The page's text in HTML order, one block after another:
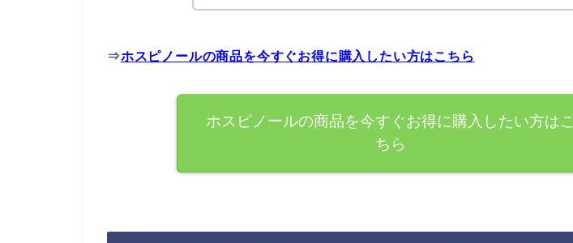
⇒ホスピノールの商品を今すぐお得に購入したい方はこちら
ホスピノールの商品を今すぐお得に購入したい方はこ
ちら